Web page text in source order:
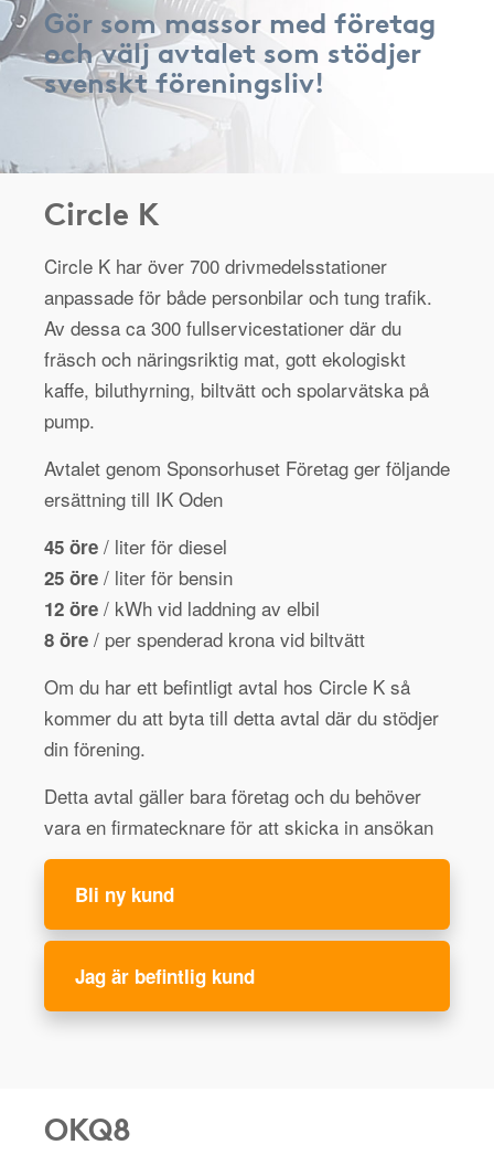
Gör som massor med företag
och välj avtalet som stödjer
svenskt föreningsliv!
Circle K
Circle K har över 700 drivmedelsstationer
anpassade för både personbilar och tung trafik.
Av dessa ca 300 fullservicestationer där du
fräsch och näringsriktig mat, gott ekologiskt
kaffe, biluthyrning, biltvätt och spolarvätska på
pump.
Avtalet genom Sponsorhuset Företag ger följande
ersättning till IK Oden
45 öre / liter för diesel
25 öre / liter för bensin
12 öre / kWh vid laddning av elbil
8 öre / per spenderad krona vid biltvätt
Om du har ett befintligt avtal hos Circle K så
kommer du att byta till detta avtal där du stödjer
din förening.
Detta avtal gäller bara företag och du behöver
vara en firmatecknare för att skicka in ansökan
Bli ny kund
Jag är befintlig kund
OKQ8